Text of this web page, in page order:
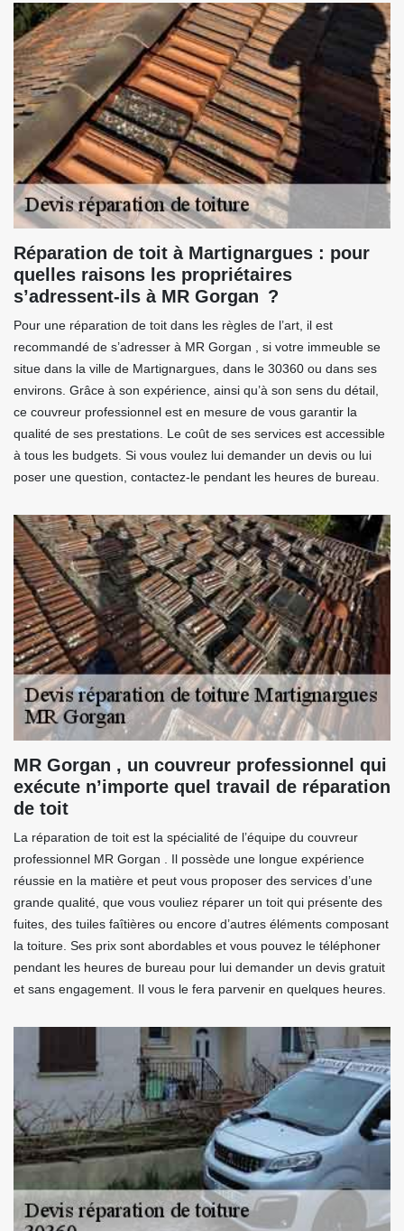
Réparation de toit à Martignargues : pour
quelles raisons les propriétaires
s’adressent-ils à MR Gorgan ?
Pour une réparation de toit dans les règles de l’art, il est
recommandé de s’adresser à MR Gorgan , si votre immeuble se
situe dans la ville de Martignargues, dans le 30360 ou dans ses
environs. Grâce à son expérience, ainsi qu’à son sens du détail,
ce couvreur professionnel est en mesure de vous garantir la
qualité de ses prestations. Le coût de ses services est accessible
à tous les budgets. Si vous voulez lui demander un devis ou lui
poser une question, contactez-le pendant les heures de bureau.
MR Gorgan , un couvreur professionnel qui
exécute n’importe quel travail de réparation
de toit
La réparation de toit est la spécialité de l’équipe du couvreur
professionnel MR Gorgan . Il possède une longue expérience
réussie en la matière et peut vous proposer des services d’une
grande qualité, que vous vouliez réparer un toit qui présente des
fuites, des tuiles faîtières ou encore d’autres éléments composant
la toiture. Ses prix sont abordables et vous pouvez le téléphoner
pendant les heures de bureau pour lui demander un devis gratuit
et sans engagement. Il vous le fera parvenir en quelques heures.